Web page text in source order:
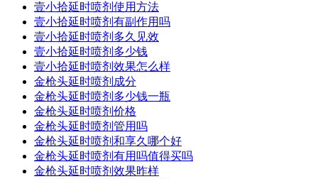
壹小拾延时喷剂使用方法
壹小拾延时喷剂有副作用吗
壹小拾延时喷剂多久见效
壹小拾延时喷剂多少钱
壹小拾延时喷剂效果怎么样
金枪头延时喷剂成分
金枪头延时喷剂多少钱一瓶
金枪头延时喷剂价格
金枪头延时喷剂管用吗
金枪头延时喷剂和享久哪个好
金枪头延时喷剂有用吗值得买吗
金枪头延时喷剂效果昨样